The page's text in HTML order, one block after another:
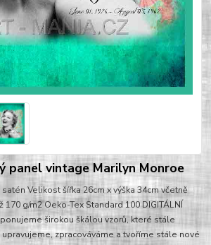
panel vintage Marilyn Monroe
Velikost šířka 26cm x výška 34cm včetně
170 g/m2 Oeko-Tex Standard 100 DIGITÁLNÍ
širokou škálou vzorů, které stále
zpracováváme a tvoříme stále nové